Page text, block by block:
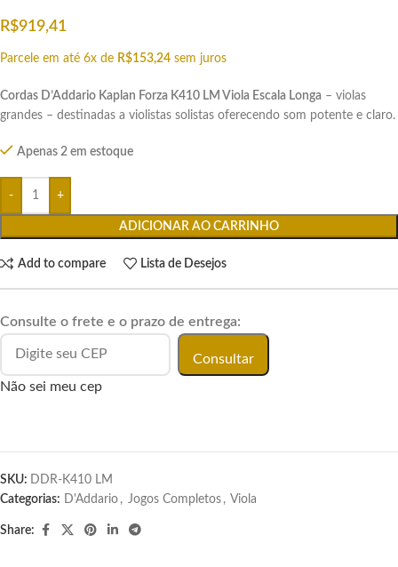
R$919,41
Parcele em até 6x de R$153,24 sem juros
Cordas D’Addario Kaplan Forza K410 LM Viola Escala Longa – violas
grandes – destinadas a violistas solistas oferecendo som potente e claro.
Apenas 2 em estoque
ADICIONAR AO CARRINHO
Add to compare Lista de Desejos
Consulte o frete e o prazo de entrega:
Consultar
Não sei meu cep
SKU: DDR-K410 LM
Categorias: D'Addario , Jogos Completos , Viola
Share: